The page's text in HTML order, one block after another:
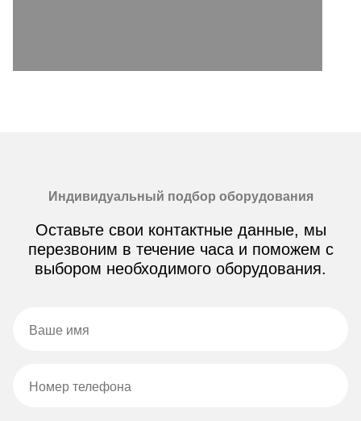
Индивидуальный подбор оборудования
Оставьте свои контактные данные, мы
перезвоним в течение часа и поможем с
выбором необходимого оборудования.